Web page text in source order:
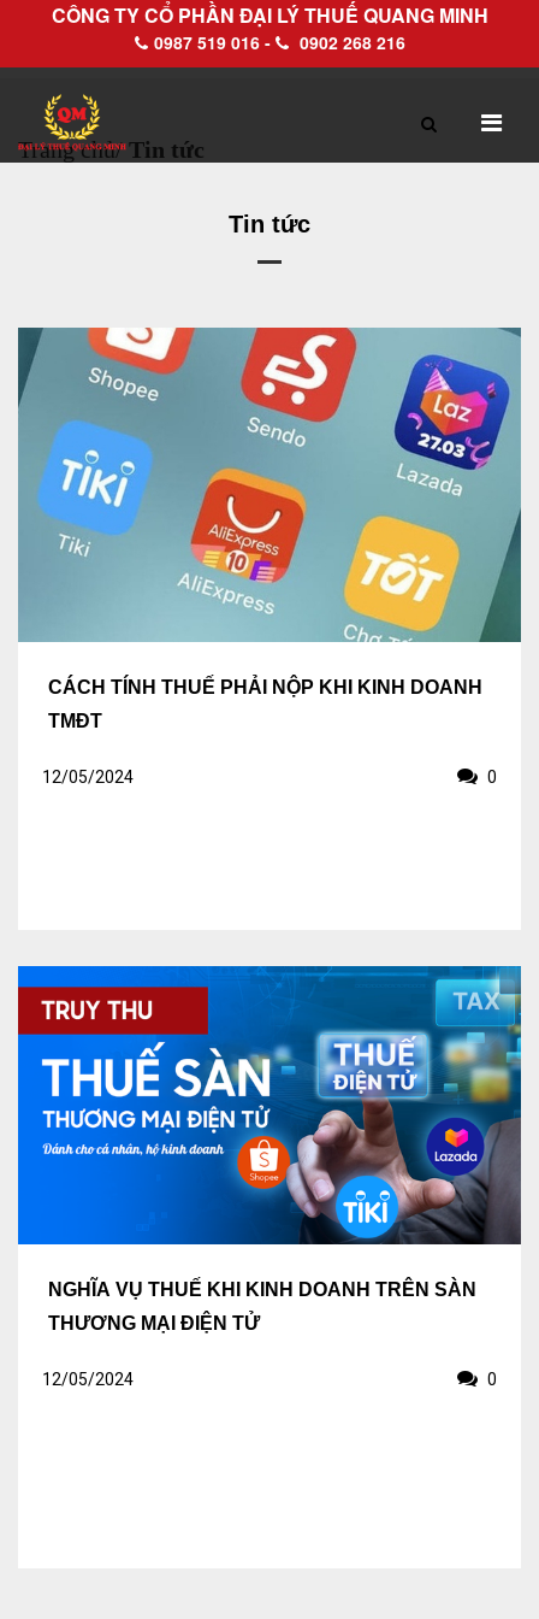
CÔNG TY CỔ PHẦN ĐẠI LÝ THUẾ QUANG MINH
0987 519 016 - 0902 268 216
Hồ sơ pháp lý
DỊCH VỤ
Dịch vụ Đại lý thuế
Làm thủ tục về thuế trọn gói
Kiểm soát rủi ro về thuế
Tư vấn thuế
Soát xét hồ sơ
Hoàn thiện sổ sách và quyết toán thuế
Tư vấn kế toán
Tư vấn tổ chức bộ máy kế toán
Cung cấp DV Kế toán trưởng và Kế toán
Dịch vụ Doanh nghiệp
Trang chủ/ Tin tức
Tin tức
CÁCH TÍNH THUẾ PHẢI NỘP KHI KINH DOANH
TMĐT
12/05/2024 0
NGHĨA VỤ THUẾ KHI KINH DOANH TRÊN SÀN
THƯƠNG MẠI ĐIỆN TỬ
12/05/2024 0